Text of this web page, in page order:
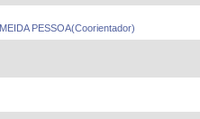
PESSOA(Coorientador)